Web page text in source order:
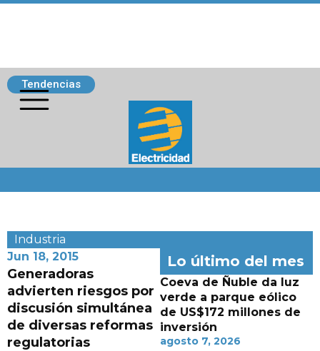
Tendencias
Industria
Jun 18, 2015
Generadoras
advierten riesgos por
discusión simultánea
de diversas reformas
regulatorias
Lo último del mes
Coeva de Ñuble da luz
verde a parque eólico
de US$172 millones de
inversión
agosto 7, 2026